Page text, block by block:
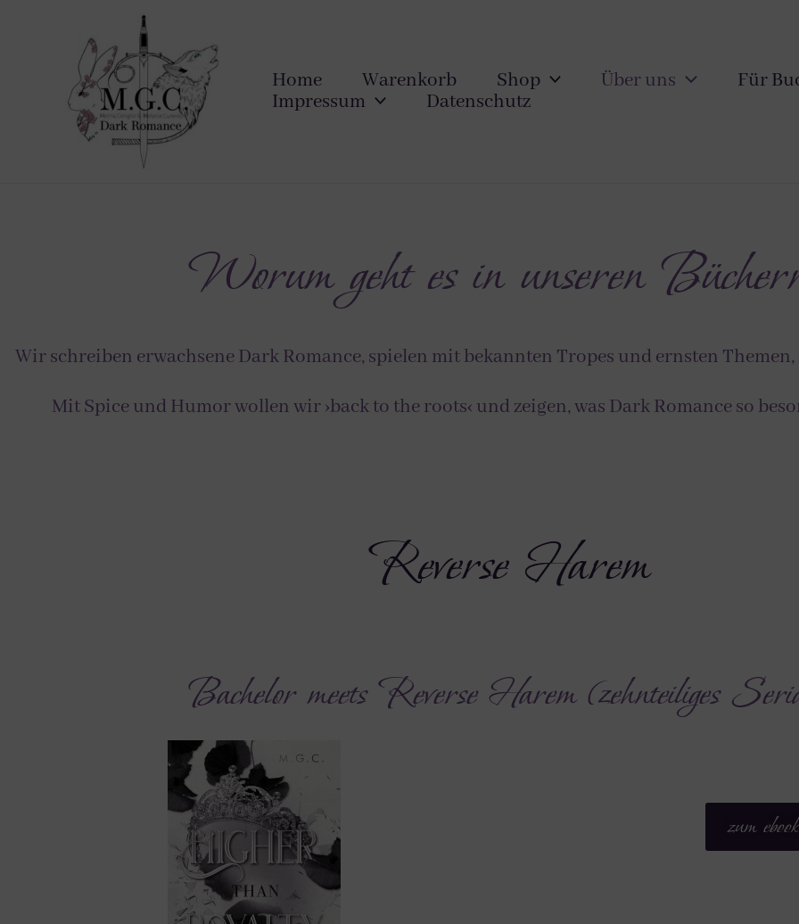
Home Warenkorb Shop Über uns
Für
Impressum
Datenschutz
Worum geht es in unseren
Wir schreiben erwachsene Dark Romance, spielen mit bekannten Tropes und ernsten
Mit Spice und Humor wollen wir ›back to the roots‹ und zeigen, was Dark Romance so
Reverse Harem
Bachelor meets Reverse Harem (zehnteiliges
zum ebook